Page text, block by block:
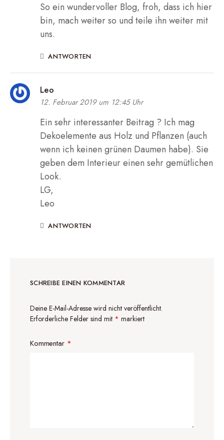
So ein wundervoller Blog, froh, dass ich hier
bin, mach weiter so und teile ihn weiter mit
uns.
ANTWORTEN
Leo
12. Februar 2019 um 12:45 Uhr
Ein sehr interessanter Beitrag ? Ich mag
Dekoelemente aus Holz und Pflanzen (auch
wenn ich keinen grünen Daumen habe). Sie
geben dem Interieur einen sehr gemütlichen
Look.
LG,
Leo
ANTWORTEN
SCHREIBE EINEN KOMMENTAR
Deine E-Mail-Adresse wird nicht veröffentlicht.
Erforderliche Felder sind mit * markiert
Kommentar *